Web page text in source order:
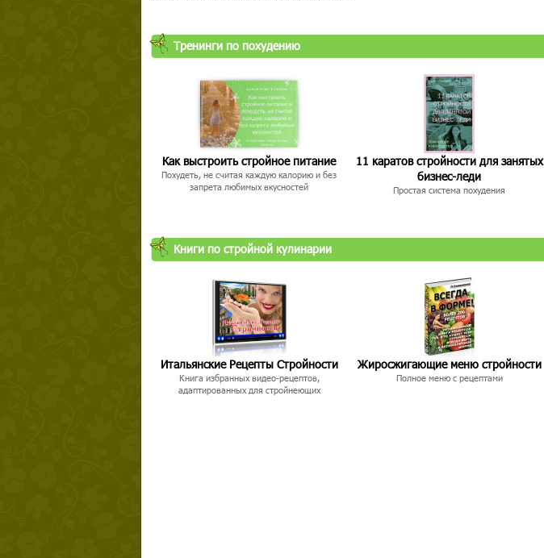
Тренинги по похудению
Как выстроить стройное питание
Похудеть, не считая каждую калорию и без
запрета любимых вкусностей
11 каратов стройности для занятых
бизнес-леди
Простая система похудения
Книги по стройной кулинарии
Итальянские Рецепты Стройности
Книга избранных видео-рецептов,
адаптированных для стройнеющих
Жиросжигающие меню стройности
Полное меню с рецептами